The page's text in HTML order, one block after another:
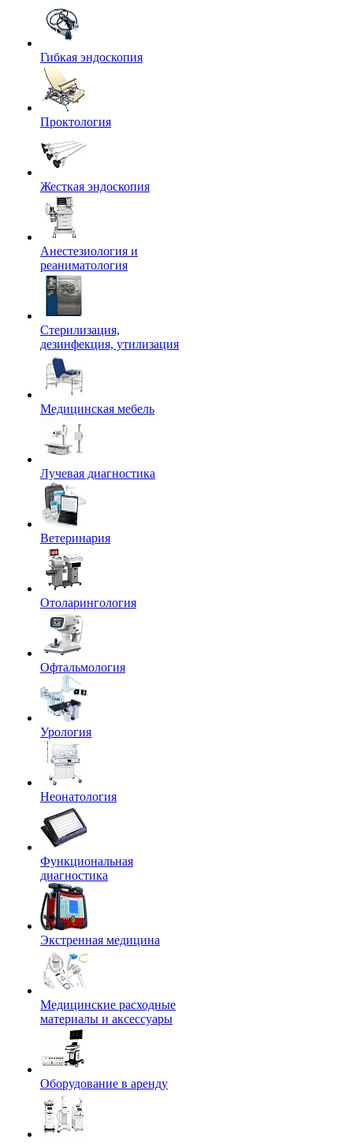
Гибкая эндоскопия
Проктология
Жесткая эндоскопия
Анестезиология и
реаниматология
Стерилизация,
дезинфекция, утилизация
Медицинская мебель
Лучевая диагностика
Ветеринария
Отоларингология
Офтальмология
Урология
Неонатология
Функциональная
диагностика
Экстренная медицина
Медицинские расходные
материалы и аксессуары
Оборудование в аренду